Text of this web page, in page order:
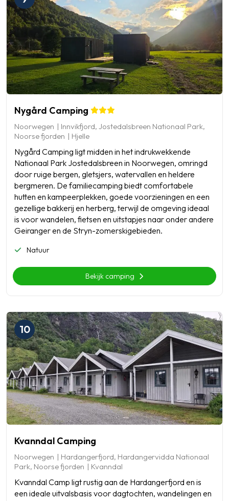
Nygård Camping
Noorwegen
Innvikfjord, Jostedalsbreen Nationaal Park,
Noorse fjorden
Hjelle
Nygård Camping ligt midden in het indrukwekkende
Nationaal Park Jostedalsbreen in Noorwegen, omringd
door ruige bergen, gletsjers, watervallen en heldere
bergmeren. De familiecamping biedt comfortabele
hutten en kampeerplekken, goede voorzieningen en een
gezellige bakkerij en herberg, terwijl de omgeving ideaal
is voor wandelen, fietsen en uitstapjes naar onder andere
Geiranger en de Stryn-zomerskigebieden.
Natuur
Bekijk camping
10
Kvanndal Camping
Noorwegen
Hardangerfjord, Hardangervidda Nationaal
Park, Noorse fjorden
Kvanndal
Kvanndal Camp ligt rustig aan de Hardangerfjord en is
een ideale uitvalsbasis voor dagtochten, wandelingen en